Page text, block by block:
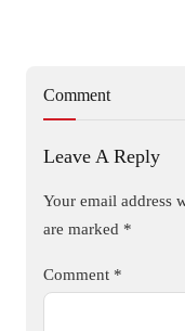
Comment
Leave A Reply
Your email address
are marked *
Comment *